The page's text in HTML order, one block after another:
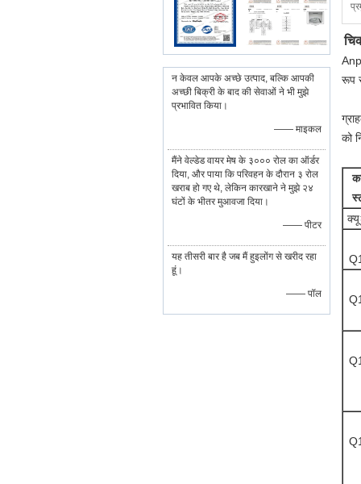
न केवल आपके अच्छे उत्पाद, बल्कि आपकी
अच्छी बिक्री के बाद की सेवाओं ने भी मुझे
प्रभावित किया।
—— माइकल
मैंने वेल्डेड वायर मेष के ३००० रोल का ऑर्डर
दिया, और पाया कि परिवहन के दौरान ३ रोल
खराब हो गए थे, लेकिन कारखाने ने मुझे २४
घंटों के भीतर मुआवजा दिया।
—— पीटर
यह तीसरी बार है जब मैं हुइलोंग से खरीद रहा
हूं।
—— पॉल
रूप
को